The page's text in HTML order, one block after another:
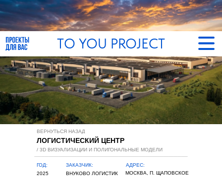
TO YOU PROJECT
ЛОГИСТИЧЕСКИЙ ЦЕНТР
/ 3D ВИЗУАЛИЗАЦИИ И ПОЛИГОНАЛЬНЫЕ МОДЕЛИ
ВЕРНУТЬСЯ НАЗАД
ВНУКОВО ЛОГИСТИК
АДРЕС:
МОСКВА, П. ЩАПОВСКОЕ
ЗАКАЗЧИК:
2025
ГОД: